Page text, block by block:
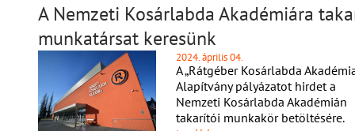
A Nemzeti Kosárlabda Akadémiára
munkatársat keresünk
2024. április 04.
A „Rátgéber Kosárlabda
Alapítvány pályázatot hirdet a
Nemzeti Kosárlabda Akadémián
takarítói munkakör betöltésére.